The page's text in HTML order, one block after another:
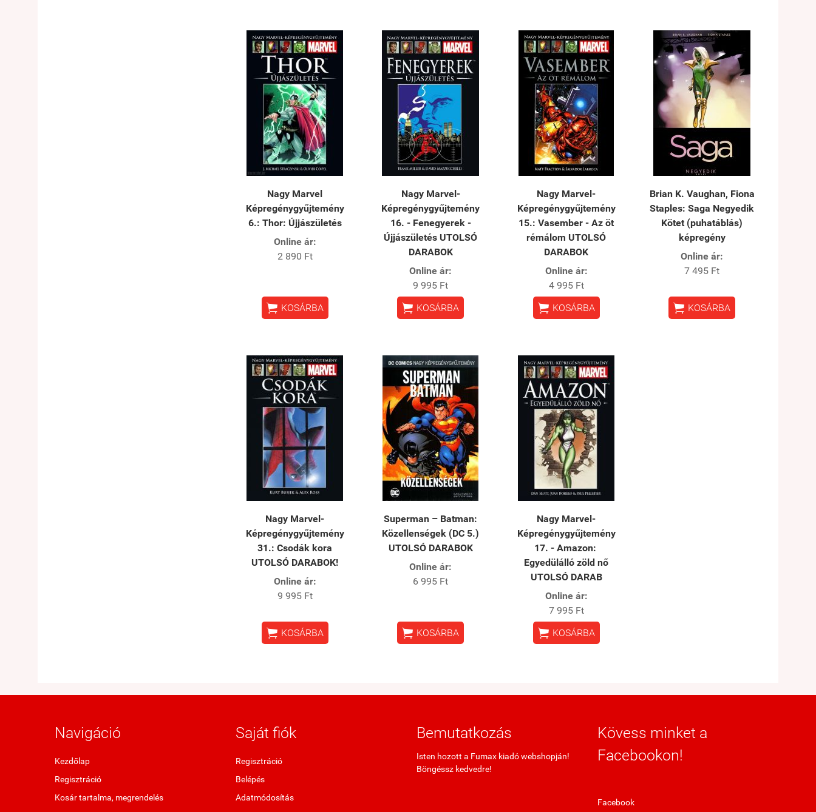
Nagy Marvel
Képregénygyűjtemény
6.: Thor: Újjászületés
Online ár:
2 890 Ft
 KOSÁRBA
Nagy Marvel-
Képregénygyűjtemény
16. - Fenegyerek -
Újjászületés UTOLSÓ
DARABOK
Online ár:
9 995 Ft
 KOSÁRBA
Nagy Marvel-
Képregénygyűjtemény
15.: Vasember - Az öt
rémálom UTOLSÓ
DARABOK
Online ár:
4 995 Ft
 KOSÁRBA
Brian K. Vaughan, Fiona
Staples: Saga Negyedik
Kötet (puhatáblás)
képregény
Online ár:
7 495 Ft
 KOSÁRBA
Nagy Marvel-
Képregénygyűjtemény
31.: Csodák kora
UTOLSÓ DARABOK!
Online ár:
9 995 Ft
 KOSÁRBA
Superman – Batman:
Közellenségek (DC 5.)
UTOLSÓ DARABOK
Online ár:
6 995 Ft
 KOSÁRBA
Nagy Marvel-
Képregénygyűjtemény
17. - Amazon: ​
Egyedülálló zöld nő
UTOLSÓ DARAB
Online ár:
7 995 Ft
 KOSÁRBA
Navigáció
Kezdőlap
Regisztráció
Kosár tartalma, megrendelés
Saját fiók
Regisztráció
Belépés
Adatmódosítás
Bemutatkozás
Isten hozott a Fumax kiadó webshopján!
Böngéssz kedvedre!
Kövess minket a
Facebookon!
Facebook